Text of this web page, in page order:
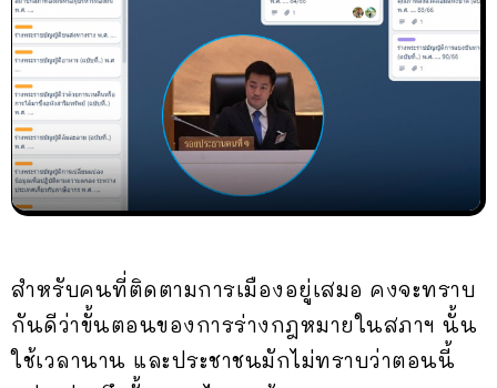
สำหรับคนที่ติดตามการเมืองอยู่เสมอ คงจะทราบ
กันดีว่าขั้นตอนของการร่างกฎหมายในสภาฯ นั้น
ใช้เวลานาน และประชาชนมักไม่ทราบว่าตอนนี้